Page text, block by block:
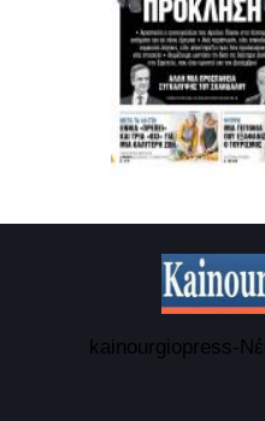
kainourgiopress-